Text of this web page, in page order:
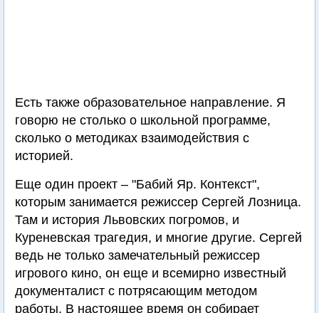
Есть также образовательное направление. Я
говорю не столько о школьной программе,
сколько о методиках взаимодействия с
историей.
Еще один проект – "Бабий Яр. Контекст",
которым занимается режиссер Сергей Лозница.
Там и история Львовских погромов, и
Куреневская трагедия, и многие другие. Сергей
ведь не только замечательный режиссер
игрового кино, он еще и всемирно известный
документалист с потрясающим методом
работы. В настоящее время он собирает